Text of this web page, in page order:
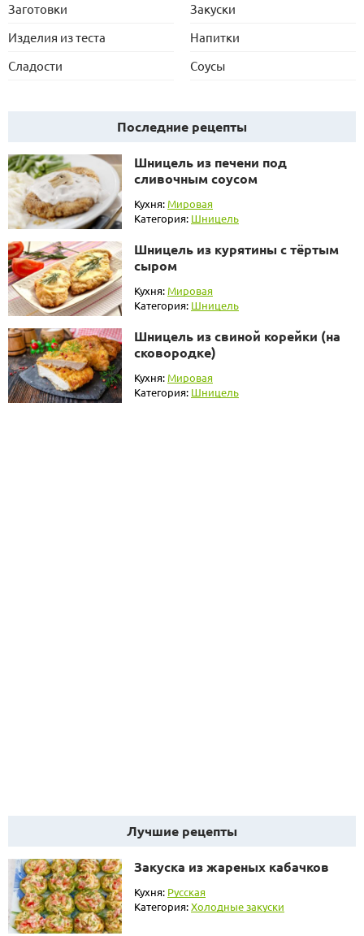
Заготовки
Закуски
Изделия из теста
Напитки
Сладости
Соусы
Последние рецепты
Шницель из печени под
сливочным соусом
Кухня: Мировая
Категория: Шницель
Шницель из курятины с тёртым
сыром
Кухня: Мировая
Категория: Шницель
Шницель из свиной корейки (на
сковородке)
Кухня: Мировая
Категория: Шницель
Лучшие рецепты
Закуска из жареных кабачков
Кухня: Русская
Категория:Холодные закуски